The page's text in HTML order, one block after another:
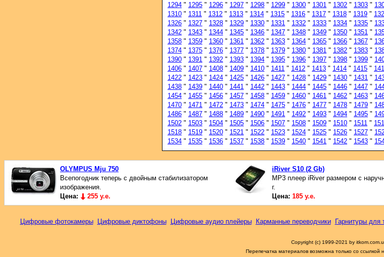
1294 " 1295 " 1296 " 1297 " 1298 " 1299 " 1300 " 1301 " 1302 " 1303 "
1310 " 1311 " 1312 " 1313 " 1314 " 1315 " 1316 " 1317 " 1318 " 1319 "
1326 " 1327 " 1328 " 1329 " 1330 " 1331 " 1332 " 1333 " 1334 " 1335 "
1342 " 1343 " 1344 " 1345 " 1346 " 1347 " 1348 " 1349 " 1350 " 1351 "
1358 " 1359 " 1360 " 1361 " 1362 " 1363 " 1364 " 1365 " 1366 " 1367 "
1374 " 1375 " 1376 " 1377 " 1378 " 1379 " 1380 " 1381 " 1382 " 1383 "
1390 " 1391 " 1392 " 1393 " 1394 " 1395 " 1396 " 1397 " 1398 " 1399 "
1406 " 1407 " 1408 " 1409 " 1410 " 1411 " 1412 " 1413 " 1414 " 1415 "
1422 " 1423 " 1424 " 1425 " 1426 " 1427 " 1428 " 1429 " 1430 " 1431 "
1438 " 1439 " 1440 " 1441 " 1442 " 1443 " 1444 " 1445 " 1446 " 1447 "
1454 " 1455 " 1456 " 1457 " 1458 " 1459 " 1460 " 1461 " 1462 " 1463 "
1470 " 1471 " 1472 " 1473 " 1474 " 1475 " 1476 " 1477 " 1478 " 1479 "
1486 " 1487 " 1488 " 1489 " 1490 " 1491 " 1492 " 1493 " 1494 " 1495 "
1502 " 1503 " 1504 " 1505 " 1506 " 1507 " 1508 " 1509 " 1510 " 1511 "
1518 " 1519 " 1520 " 1521 " 1522 " 1523 " 1524 " 1525 " 1526 " 1527 "
1534 " 1535 " 1536 " 1537 " 1538 " 1539 " 1540 " 1541 " 1542 " 1543 "
OLYMPUS Mju 750
Всепогодник теперь с двойным стабилизатором
изображения.
Цена:
255 у.е.
iRiver S10 (2 Gb)
MP3 плеер iRiver размером с
г.
Цена: 185 у.е.
Цифровые фотокамеры Цифровые диктофоны Цифровые аудио плейеры Карманные переводчики Гарнитуры для
Copyright (c) 1999-2021 by
Перепечатка материалов возможна только со ссылкой